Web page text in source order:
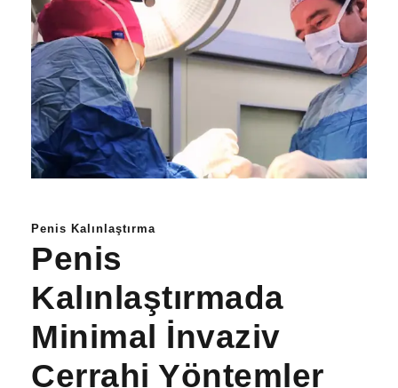
Penis Kalınlaştırma
Penis
Kalınlaştırmada
Minimal İnvaziv
Cerrahi Yöntemler